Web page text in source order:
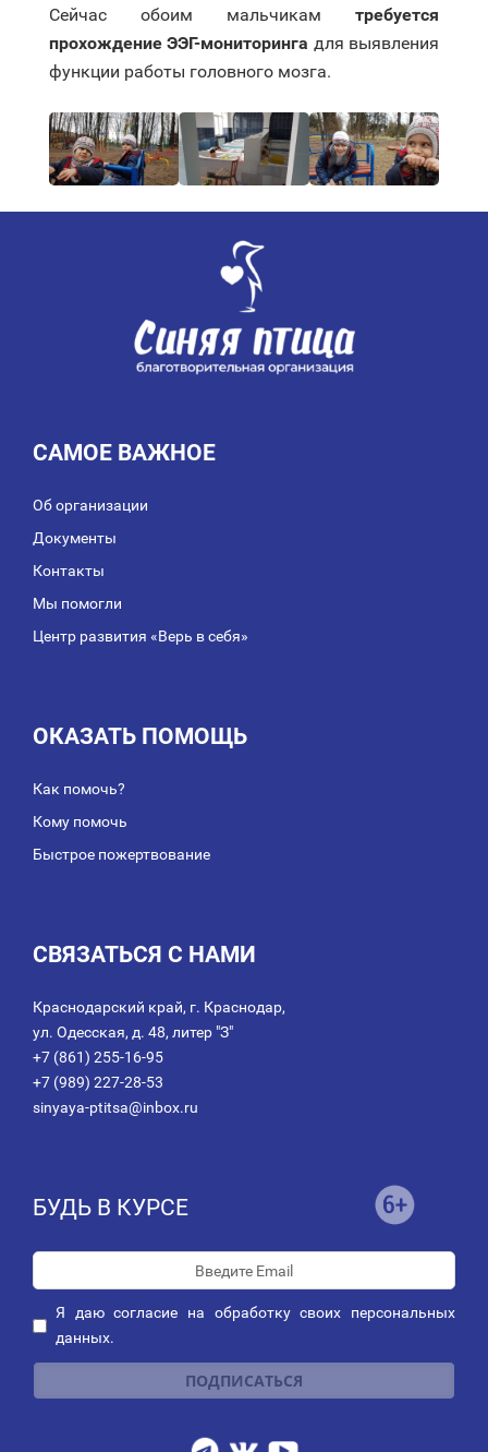
Сейчас обоим мальчикам требуется
прохождение ЭЭГ-мониторинга для выявления
функции работы головного мозга.
САМОЕ ВАЖНОЕ
Об организации
Документы
Контакты
Мы помогли
Центр развития «Верь в себя»
ОКАЗАТЬ ПОМОЩЬ
Как помочь?
Кому помочь
Быстрое пожертвование
СВЯЗАТЬСЯ С НАМИ
Краснодарский край, г. Краснодар,
ул. Одесская, д. 48, литер "З"
+7 (861) 255-16-95
+7 (989) 227-28-53
sinyaya-ptitsa@inbox.ru
БУДЬ В КУРСЕ
Я даюсогласие на обработку своих персональных
данных.